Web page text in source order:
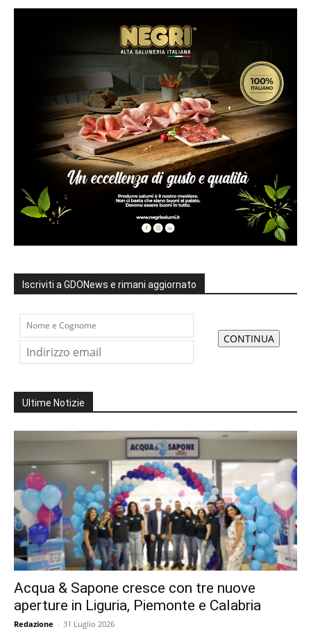
Iscriviti a GDONews e rimani aggiornato
Ultime Notizie
Acqua & Sapone cresce con tre nuove
aperture in Liguria, Piemonte e Calabria
Redazione - 31 Luglio 2026